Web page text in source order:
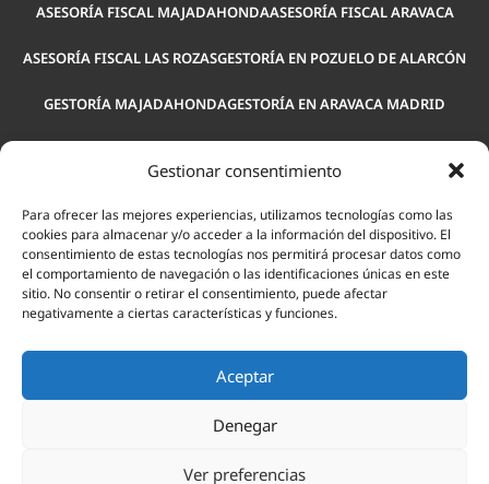
Gestionar consentimiento
Para ofrecer las mejores experiencias, utilizamos tecnologías como las
cookies para almacenar y/o acceder a la información del dispositivo. El
consentimiento de estas tecnologías nos permitirá procesar datos como
el comportamiento de navegación o las identificaciones únicas en este
sitio. No consentir o retirar el consentimiento, puede afectar
negativamente a ciertas características y funciones.
Aceptar
Denegar
Ver preferencias
ASESORÍA FISCAL MAJADAHONDAASESORÍA FISCAL ARAVACA
ASESORÍA FISCAL LAS ROZASGESTORÍA EN POZUELO DE ALARCÓN
GESTORÍA MAJADAHONDAGESTORÍA EN ARAVACA MADRID
ASESORÍA PARA EMPRESAS POZUELOASESORÍA LEGAL POZUELO
ASESORÍA LABORAL LAS ROZAS
POLÍTICA DE PRIVACIDADPOLÍTICA DE COOKIES
CONDICIONES GENERALES DE CONTRATACIÓN